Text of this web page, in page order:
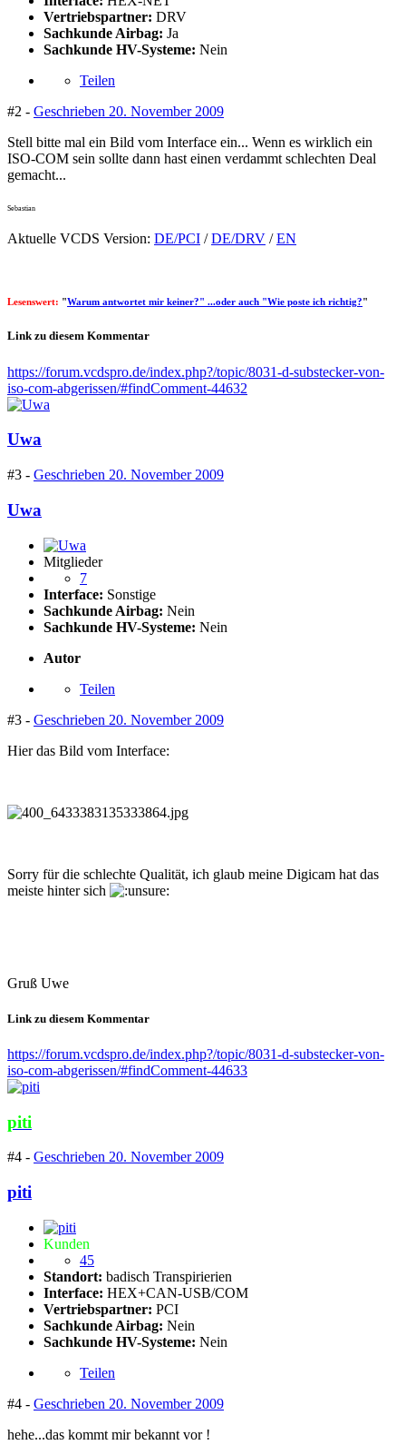
Vertriebspartner: DRV
Sachkunde Airbag: Ja
Sachkunde HV-Systeme: Nein
Teilen
#2 - Geschrieben 20. November 2009
Stell bitte mal ein Bild vom Interface ein... Wenn es wirklich ein
ISO-COM sein sollte dann hast einen verdammt schlechten Deal
gemacht...
Sebastian
Aktuelle VCDS Version: DE/PCI /DE/DRV /EN
Lesenswert: "Warum antwortet mir keiner?" ...oder auch "Wie poste ich richtig?"
Link zu diesem Kommentar
https://forum.vcdspro.de/index.php?/topic/8031-d-substecker-von-
iso-com-abgerissen/#findComment-44632
Uwa
#3 - Geschrieben 20. November 2009
Uwa
Mitglieder
7
Interface: Sonstige
Sachkunde Airbag: Nein
Sachkunde HV-Systeme: Nein
Autor
Teilen
#3 - Geschrieben 20. November 2009
Hier das Bild vom Interface:
Sorry für die schlechte Qualität, ich glaub meine Digicam hat das
meiste hinter sich
Gruß Uwe
Link zu diesem Kommentar
https://forum.vcdspro.de/index.php?/topic/8031-d-substecker-von-
iso-com-abgerissen/#findComment-44633
piti
#4 - Geschrieben 20. November 2009
piti
Kunden
45
Standort: badisch Transpirierien
Interface: HEX+CAN-USB/COM
Vertriebspartner: PCI
Sachkunde Airbag: Nein
Sachkunde HV-Systeme: Nein
Teilen
#4 - Geschrieben 20. November 2009
hehe...das kommt mir bekannt vor !